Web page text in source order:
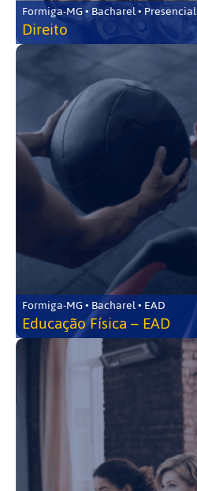
Formiga-MG • Bacharel • Presencial
Direito
Formiga-MG • Bacharel • EAD
Educação Física – EAD